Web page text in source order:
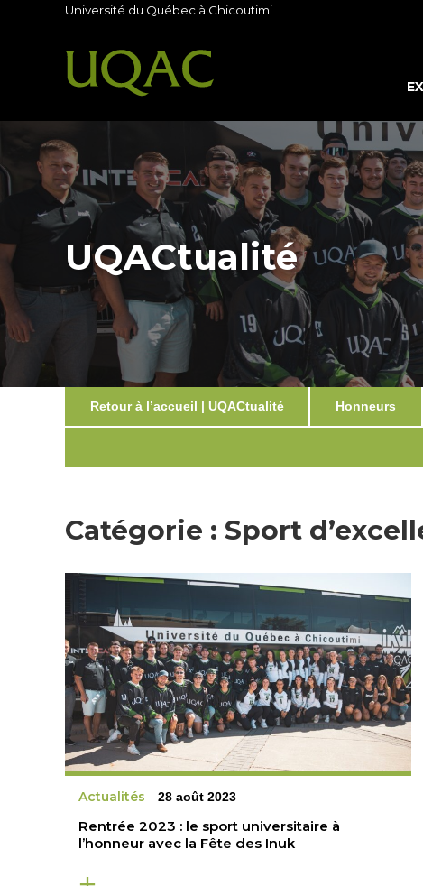
Université du Québec à Chicoutimi
UQACtualité
Retour à l’accueil | UQACtualité Honneurs
Catégorie : Sport
Actualités 28 août 2023
Rentrée 2023 : le sport universitaire à
l’honneur avec la Fête des Inuk